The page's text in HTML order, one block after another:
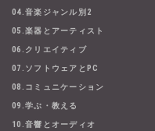
04.音楽ジャンル別2
05.楽器とアーティスト
06.クリエイティブ
07.ソフトウェアとPC
08.コミュニケーション
09.学ぶ・教える
10.音響とオーディオ